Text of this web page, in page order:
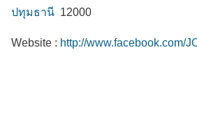
ปทุมธานี 12000
Website : http://www.facebook.com/